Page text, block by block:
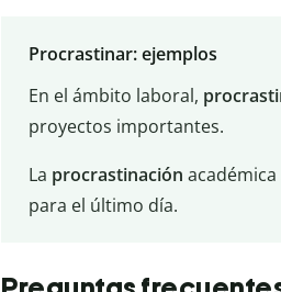
Procrastinar: ejemplos
En el ámbito laboral,
proyectos importantes.
La procrastinación
para el último día.